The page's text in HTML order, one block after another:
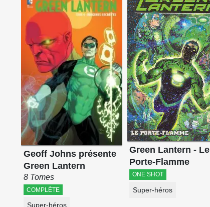
Geoff Johns présente
Green Lantern
8 Tomes
COMPLÈTE
Super-héros
Green Lantern - Le
Porte-Flamme
ONE SHOT
Super-héros